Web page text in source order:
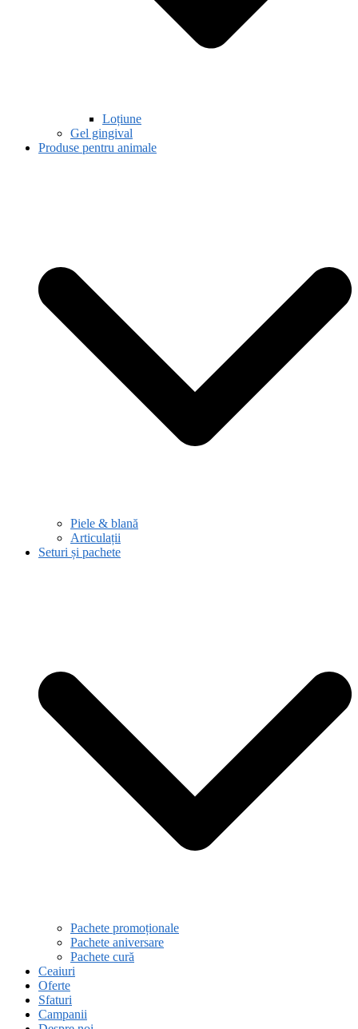
Loțiune
Gel gingival
Produse pentru animale
Piele & blană
Articulații
Seturi și pachete
Pachete promoționale
Pachete aniversare
Pachete cură
Ceaiuri
Oferte
Sfaturi
Campanii